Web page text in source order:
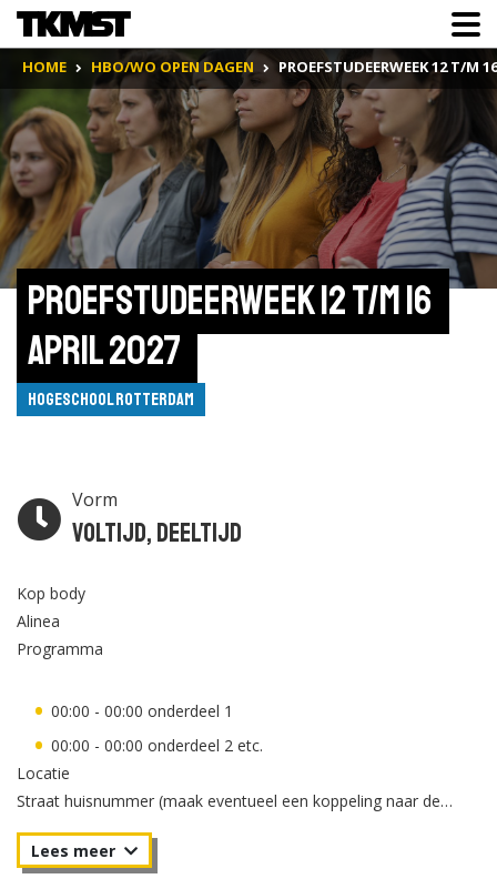
HOME HBO/WO OPEN DAGEN PROEFSTUDEERWEEK 12 T/M
Proefstudeerweek 12 t/m 16
april 2027
Hogeschool Rotterdam
Vorm
Voltijd, Deeltijd
Kop body
Alinea
Programma
00:00 - 00:00 onderdeel 1
00:00 - 00:00 onderdeel 2 etc.
Locatie
Straat huisnummer (maak eventueel een koppeling naar de
locatiepagina voor meer informatie.)
Postcode en plaats